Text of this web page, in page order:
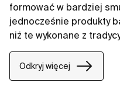
formować w bardziej
jednocześnie produkty
niż te wykonane z
Odkryj więcej